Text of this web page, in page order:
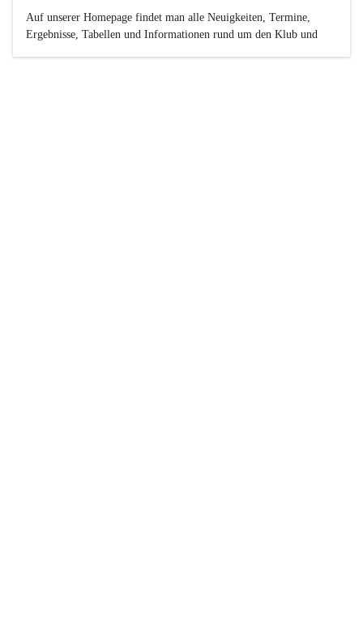
Auf unserer Homepage findet man alle Neuigkeiten, Termine,
Ergebnisse, Tabellen und Informationen rund um den Klub und